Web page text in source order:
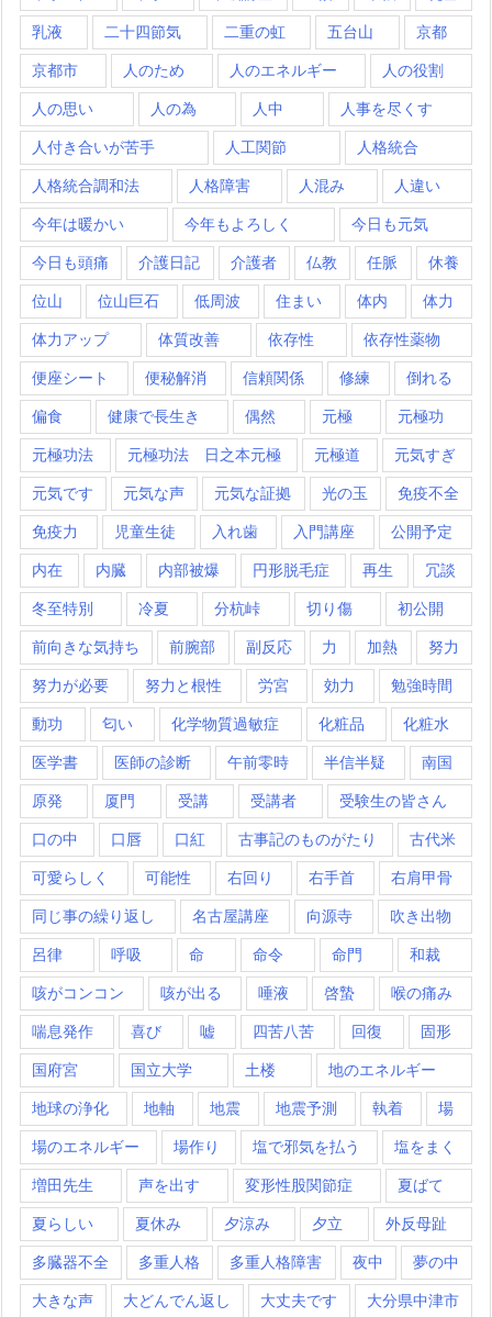
乳液 二十四節気 二重の虹 五台山 京都
京都市 人のため 人のエネルギー 人の役割
人の思い 人の為 人中 人事を尽くす
人付き合いが苦手 人工関節 人格統合
人格統合調和法 人格障害 人混み 人違い
今年は暖かい 今年もよろしく 今日も元気
今日も頭痛 介護日記 介護者 仏教 任脈 休養
位山 位山巨石 低周波 住まい 体内 体力
体力アップ 体質改善 依存性 依存性薬物
便座シート 便秘解消 信頼関係 修練 倒れる
偏食 健康で長生き 偶然 元極 元極功
元極功法 元極功法 日之本元極 元極道 元気すぎ
元気です 元気な声 元気な証拠 光の玉 免疫不全
免疫力 児童生徒 入れ歯 入門講座 公開予定
内在 内臓 内部被爆 円形脱毛症 再生 冗談
冬至特別 冷夏 分杭峠 切り傷 初公開
前向きな気持ち 前腕部 副反応 力 加熱 努力
努力が必要 努力と根性 労宮 効力 勉強時間
動功 匂い 化学物質過敏症 化粧品 化粧水
医学書 医師の診断 午前零時 半信半疑 南国
原発 厦門 受講 受講者 受験生の皆さん
口の中 口唇 口紅 古事記のものがたり 古代米
可愛らしく 可能性 右回り 右手首 右肩甲骨
同じ事の繰り返し 名古屋講座 向源寺 吹き出物
呂律 呼吸 命 命令 命門 和裁
咳がコンコン 咳が出る 唾液 啓蟄 喉の痛み
喘息発作 喜び 嘘 四苦八苦 回復 固形
国府宮 国立大学 土楼 地のエネルギー
地球の浄化 地軸 地震 地震予測 執着 場
場のエネルギー 場作り 塩で邪気を払う 塩をまく
増田先生 声を出す 変形性股関節症 夏ばて
夏らしい 夏休み 夕涼み 夕立 外反母趾
多臓器不全 多重人格 多重人格障害 夜中 夢の中
大きな声 大どんでん返し 大丈夫です 大分県中津市